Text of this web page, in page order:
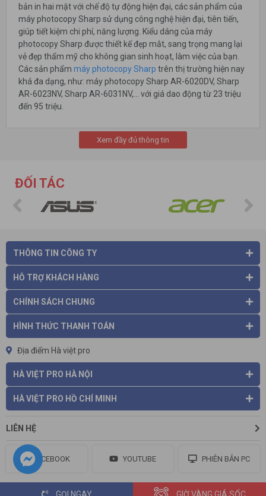
bản in hai mặt với chế độ tự động hiện đại, các sản phẩm của
máy photocopy Sharp sử dụng công nghệ hiện đại, tiên tiến,
giúp tiết kiệm chi phí, năng lượng. Kiểu dáng của máy
photocopy Sharp được thiết kế đẹp mắt, sang trọng mang lại
vẻ đẹp thẩm mỹ cho không gian sinh hoạt, làm việc của bạn.
Các sản phẩm máy photocopy Sharp trên thị trường hiện nay
khá đa dạng, như: máy photocopy Sharp AR-6020DV, Sharp
AR-6023NV, Sharp AR-6031NV,… với giá dao động từ 23 triệu
đến 95 triệu.
Xem đầy đủ thông tin
ĐỐI TÁC
THÔNG TIN CÔNG TY
HỖ TRỢ KHÁCH HÀNG
CHÍNH SÁCH CHUNG
HÌNH THỨC THANH TOÁN
Địa điểm Hà việt pro
HÀ VIỆT PRO HÀ NỘI
HÀ VIỆT PRO HỒ CHÍ MINH
LIÊN HỆ
FACEBOOK YOUTUBE PHIÊN BẢN PC